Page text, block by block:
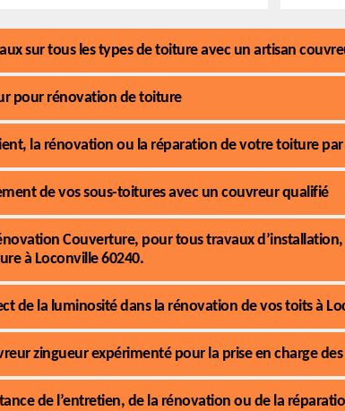
sur tous les types de toiture avec un artisan
pour rénovation de toiture
la rénovation ou la réparation de votre toiture
de vos sous-toitures avec un couvreur qualifié
Couverture, pour tous travaux
à Loconville 60240.
de la luminosité dans la rénovation de vos toits à
zingueur expérimenté pour la prise en charge
de l’entretien, de la rénovation ou de la